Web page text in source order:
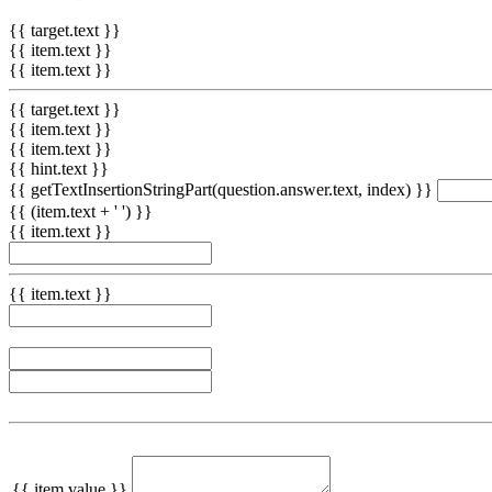
{{ target.text }}
{{ item.text }}
{{ item.text }}
{{ target.text }}
{{ item.text }}
{{ item.text }}
{{ hint.text }}
{{ getTextInsertionStringPart(question.answer.text, index) }}
{{ (item.text + ' ') }}
{{ item.text }}
{{ item.text }}